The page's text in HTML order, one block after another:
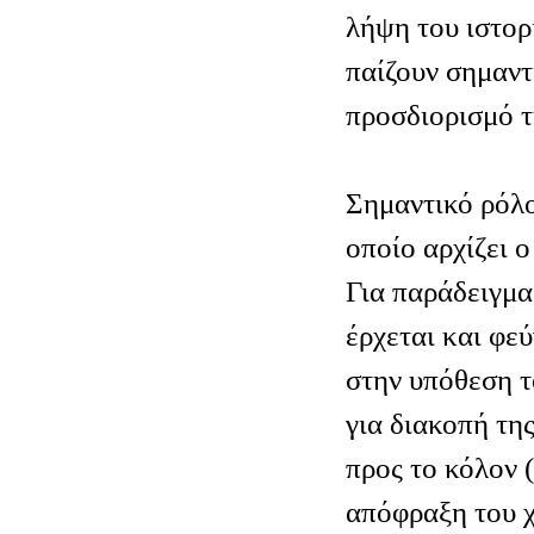
λήψη του
παίζουν
προσδιορισμό
Σημαντικό
οποίο αρχίζει
Για
έρχεται και
στην υπόθεση
για διακοπή
προς το κόλον
απόφραξη του